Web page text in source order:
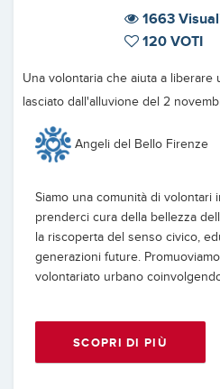
1663
120 VOTI
Una volontaria che aiuta a liberare
lasciato dall'alluvione del 2
Angeli del Bello Firenze
Siamo una comunità di volontari
prenderci cura della bellezza
la riscoperta del senso civico,
generazioni future.
volontariato urbano
SCOPRI DI PIÙ